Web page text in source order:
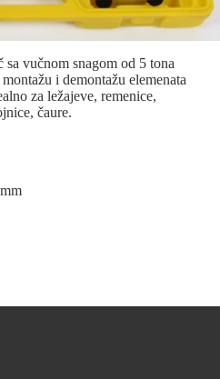
vučnom snagom od 5 tona
i demontažu elemenata
za ležajeve, remenice,
čaure.